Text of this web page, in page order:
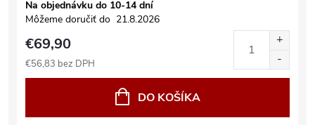
Na objednávku do 10-14 dní
Môžeme doručiť do 21.8.2026
€69,90
€56,83 bez DPH
DO KOŠÍKA